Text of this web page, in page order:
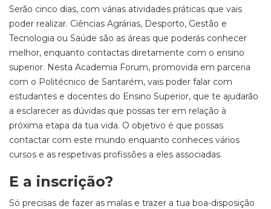
Serão cinco dias, com várias atividades práticas que vais
poder realizar. Ciências Agrárias, Desporto, Gestão e
Tecnologia ou Saúde são as áreas que poderás conhecer
melhor, enquanto contactas diretamente com o ensino
superior. Nesta Academia Forum, promovida em parceria
com o Politécnico de Santarém, vais poder falar com
estudantes e docentes do Ensino Superior, que te ajudarão
a esclarecer as dúvidas que possas ter em relação à
próxima etapa da tua vida. O objetivo é que possas
contactar com este mundo enquanto conheces vários
cursos e as respetivas profissões a eles associadas.
E a inscrição?
Só precisas de fazer as malas e trazer a tua boa-disposição